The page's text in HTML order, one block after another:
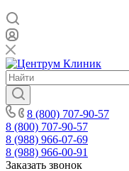
8 (800) 707-90-57
8 (800) 707-90-57
8 (988) 966-07-69
8 (988) 966-00-91
Заказать звонок